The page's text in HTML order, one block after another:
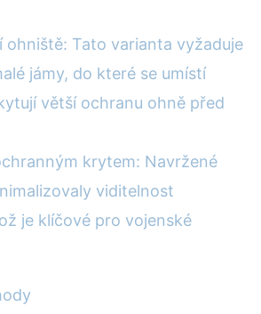
ohniště: Tato varianta vyžaduje
jámy, do které se umístí
větší ochranu ohně před
krytem: Navržené
viditelnost
je klíčové pro vojenské